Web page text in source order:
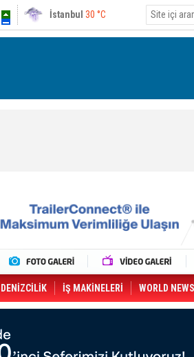
Ankara30 °C
DENİZCİLİK İŞ MAKİNELERİ WORLD NEWS